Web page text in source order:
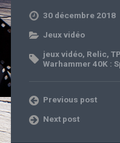
30 décembre 2018
Jeux vidéo
jeux vidéo, Relic,
Warhammer 40K :
Previous post
Next post